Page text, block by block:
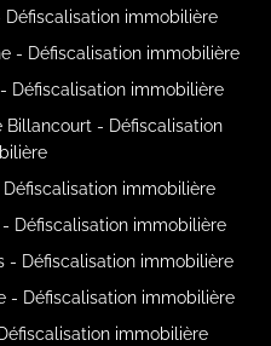
Défiscalisation immobilière
- Défiscalisation immobilière
Défiscalisation immobilière
Billancourt - Défiscalisation
immobilière
Défiscalisation immobilière
- Défiscalisation immobilière
- Défiscalisation immobilière
immobilière